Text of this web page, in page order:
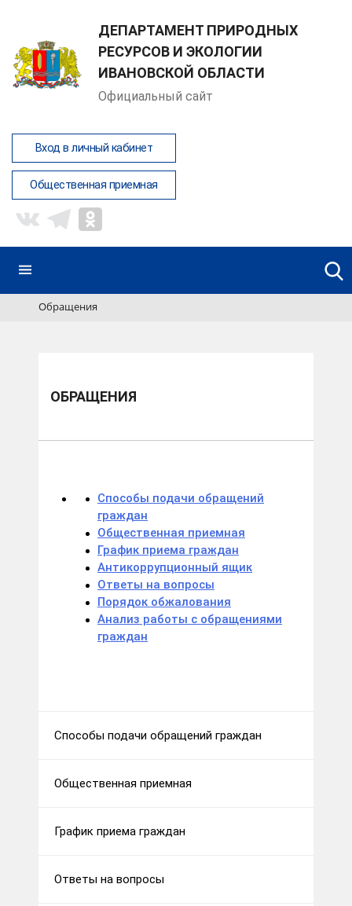
ДЕПАРТАМЕНТ ПРИРОДНЫХ
РЕСУРСОВ И ЭКОЛОГИИ
ИВАНОВСКОЙ ОБЛАСТИ
Официальный сайт
Вход в личный кабинет
Общественная приемная
Обращения
ОБРАЩЕНИЯ
Способы подачи обращений
граждан
Общественная приемная
График приема граждан
Антикоррупционный ящик
Ответы на вопросы
Порядок обжалования
Анализ работы с обращениями
граждан
Способы подачи обращений граждан
Общественная приемная
График приема граждан
Ответы на вопросы